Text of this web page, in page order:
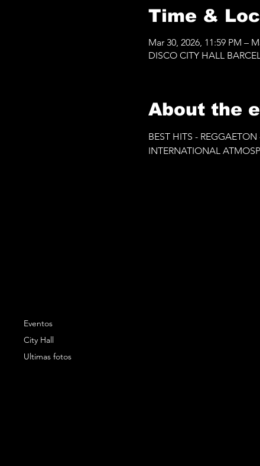
Time &
Mar 30, 2026, 11:59 PM –
DISCO CITY HALL
About the
BEST HITS -
INTERNATIONAL
Eventos
City Hall
Ultimas fotos